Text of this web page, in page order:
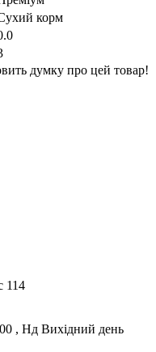
корм
думку про цей товар!
114
, Нд Вихідний день